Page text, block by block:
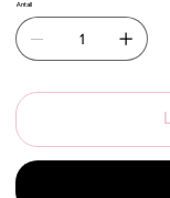
Antall